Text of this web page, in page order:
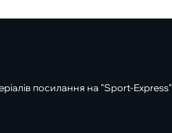
посилання на "Sport-Express"